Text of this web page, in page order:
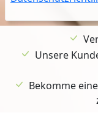
Unsere
Bekomme